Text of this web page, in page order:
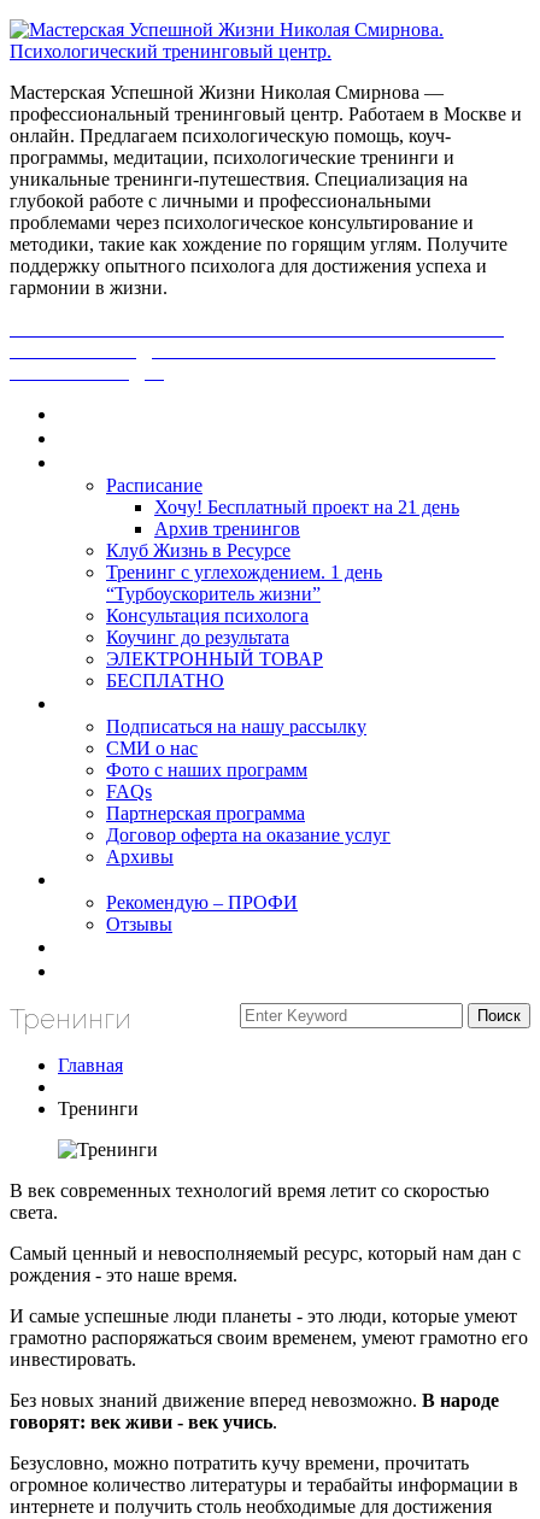
Мастерская Успешной Жизни Николая Смирнова —
профессиональный тренинговый центр. Работаем в Москве и
онлайн. Предлагаем психологическую помощь, коуч-
программы, медитации, психологические тренинги и
уникальные тренинги-путешествия. Специализация на
глубокой работе с личными и профессиональными
проблемами через психологическое консультирование и
методики, такие как хождение по горящим углям. Получите
поддержку опытного психолога для достижения успеха и
гармонии в жизни.
Расписание
Хочу! Бесплатный проект на 21 день
Архив тренингов
Клуб Жизнь в Ресурсе
Тренинг с углехождением. 1 день
“Турбоускоритель жизни”
Консультация психолога
Коучинг до результата
ЭЛЕКТРОННЫЙ ТОВАР
БЕСПЛАТНО
Подписаться на нашу рассылку
СМИ о нас
Фото с наших программ
FAQs
Партнерская программа
Договор оферта на оказание услуг
Архивы
Рекомендую – ПРОФИ
Отзывы
Тренинги
Главная
Тренинги
В век современных технологий время летит со скоростью
света.
Самый ценный и невосполняемый ресурс, который нам дан с
рождения - это наше время.
И самые успешные люди планеты - это люди, которые умеют
грамотно распоряжаться своим временем, умеют грамотно его
инвестировать.
Без новых знаний движение вперед невозможно. В народе
говорят: век живи - век учись.
Безусловно, можно потратить кучу времени, прочитать
огромное количество литературы и терабайты информации в
интернете и получить столь необходимые для достижения